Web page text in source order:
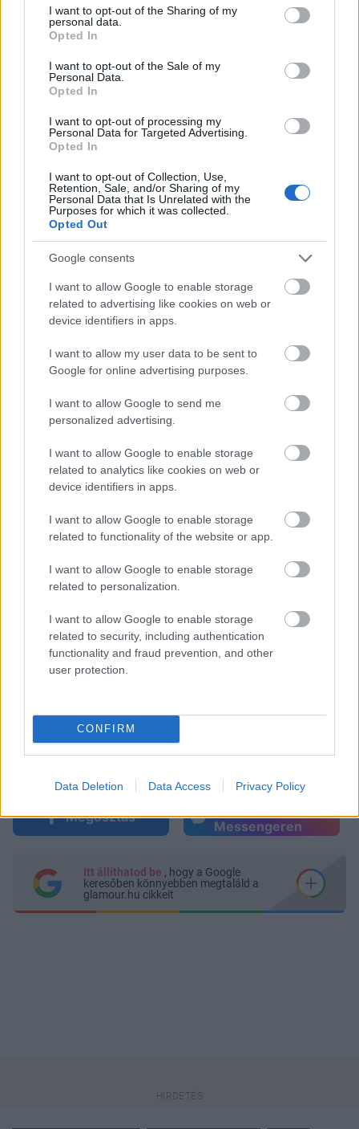
not limited to your visit or usage behaviour. You may click to
grant or deny consent to Google and its third-party tags to
use your data for below specified purposes in below Google
consent section.
I want to opt-out of the Sharing of my
personal data.
Opted In
I want to opt-out of the Sale of my
Personal Data.
Opted In
I want to opt-out of processing my
Personal Data for Targeted Advertising.
Opted In
I want to opt-out of Collection, Use,
Retention, Sale, and/or Sharing of my
Personal Data that Is Unrelated with the
Purposes for which it was collected.
Opted Out
Google consents
I want to allow Google to enable storage
related to advertising like cookies on web or
device identifiers in apps.
I want to allow my user data to be sent to
Google for online advertising purposes.
I want to allow Google to send me
personalized advertising.
I want to allow Google to enable storage
related to analytics like cookies on web or
device identifiers in apps.
I want to allow Google to enable storage
related to functionality of the website or app.
I want to allow Google to enable storage
related to personalization.
I want to allow Google to enable storage
related to security, including authentication
functionality and fraud prevention, and other
user protection.
CONFIRM
Data Deletion Data Access Privacy Policy
Aztán újabb fordulat következik: a könnyű- és a
világzene kiválóságai közül egyre többen kérték fel
Bár a jazzisták közé szokták sorolni, saját magát
nem tekinti jazz-zenésznek. Sokkal inkább a zenei
crossover mellé teszi le a voksát, ahol a jazz és az
arab népi hangzások mellett a rock, a hiphop, a
balkáni, az ázsiai, a latin és az indiai dallamok
keverednek. Ez jellemző legújabb, Wind című
lemezére is, amit egy európai turné keretében mutat
be, olyan fantasztikus zenészekkel, mint Mark
Turner, szaxofonos és Clarence Penn, dobos. A
viszi, hiszen édesapja találmányán, egy különleges
– az arab zenére jellemző negyedhangokat is
megszólaltatni képes – trombitán játszik. Egy zenei
világ, ami úgy sodor akár a szél és egy fiatal
trombitás, akinek művészetében egyesül az arab és
a nyugati zene - május 8-án a Fesztivál Színházban.
Megosztás
Messengeren
Itt állíthatod be , hogy a Google
keresőben könnyebben megtaláld a
glamour.hu cikkeit